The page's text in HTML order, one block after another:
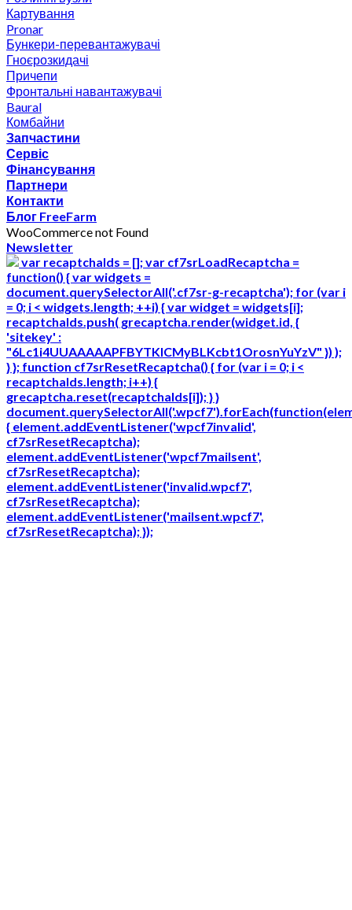
Картування
Pronar
Бункери-перевантажувачі
Гноєрозкидачі
Причепи
Фронтальні навантажувачі
Baural
Комбайни
Запчастини
Сервіс
Фінансування
Партнери
Контакти
Блог FreeFarm
WooCommerce not Found
Newsletter
var recaptchaIds = []; var cf7srLoadRecaptcha =
function() { var widgets =
document.querySelectorAll('.cf7sr-g-recaptcha'); for (var i
= 0; i < widgets.length; ++i) { var widget = widgets[i];
recaptchaIds.push( grecaptcha.render(widget.id, {
'sitekey' :
"6Lc1i4UUAAAAAPFBYTKICMyBLKcbt1OrosnYuYzV" }) );
} }; function cf7srResetRecaptcha() { for (var i = 0; i <
recaptchaIds.length; i++) {
grecaptcha.reset(recaptchaIds[i]); } }
{ element.addEventListener('wpcf7invalid',
cf7srResetRecaptcha);
element.addEventListener('wpcf7mailsent',
cf7srResetRecaptcha);
element.addEventListener('invalid.wpcf7',
cf7srResetRecaptcha);
element.addEventListener('mailsent.wpcf7',
cf7srResetRecaptcha); });